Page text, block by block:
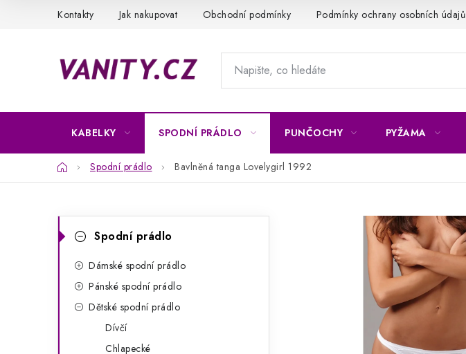
Kontakty Jak nakupovat Obchodní podmínky Podmínky ochrany osobních údajů
KABELKY SPODNÍ PRÁDLO PUNČOCHY PYŽAMA
DomůSpodní prádlo Bavlněná tanga Lovelygirl 1992
P
kategorie
K
a
Spodní prádlo
Dámské spodní prádlo
Pánské spodní prádlo
Dětské spodní prádlo
Dívčí
Chlapecké